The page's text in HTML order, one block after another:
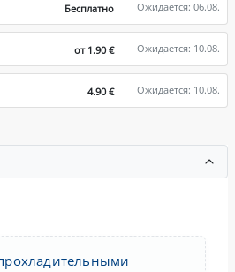
Бесплатно Ожидается: 06.08.
от 1.90 € Ожидается: 10.08.
4.90 € Ожидается: 10.08.